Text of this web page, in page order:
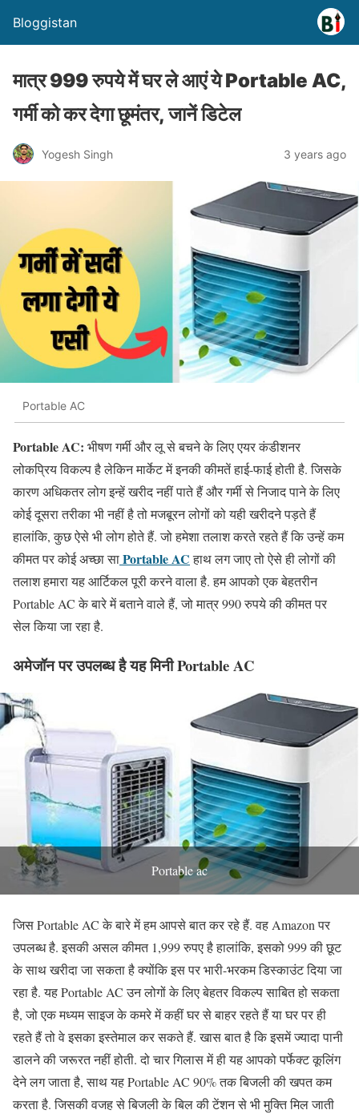
Bloggistan
मात्र 999 रुपये में घर ले आएं ये Portable AC,
गर्मी को कर देगा छूमंतर, जानें डिटेल
Yogesh Singh 3 years ago
Portable AC
Portable AC: भीषण गर्मी और लू से बचने के लिए एयर कंडीशनर
लोकप्रिय विकल्प है लेकिन मार्केट में इनकी कीमतें हाई-फाई होती है. जिसके
कारण अधिकतर लोग इन्हें खरीद नहीं पाते हैं और गर्मी से निजाद पाने के लिए
कोई दूसरा तरीका भी नहीं है तो मजबूरन लोगों को यही खरीदने पड़ते हैं
हालांकि, कुछ ऐसे भी लोग होते हैं. जो हमेशा तलाश करते रहते हैं कि उन्हें कम
कीमत पर कोई अच्छा साPortable ACहाथ लग जाए तो ऐसे ही लोगों की
तलाश हमारा यह आर्टिकल पूरी करने वाला है. हम आपको एक बेहतरीन
Portable AC के बारे में बताने वाले हैं, जो मात्र 990 रुपये की कीमत पर
सेल किया जा रहा है.
अमेजॉन पर उपलब्ध है यह मिनी Portable AC
Portable ac
जिस Portable AC के बारे में हम आपसे बात कर रहे हैं. वह Amazon पर
उपलब्ध है. इसकी असल कीमत 1,999 रुपए है हालांकि, इसको 999 की छूट
के साथ खरीदा जा सकता है क्योंकि इस पर भारी-भरकम डिस्काउंट दिया जा
रहा है. यह Portable AC उन लोगों के लिए बेहतर विकल्प साबित हो सकता
है, जो एक मध्यम साइज के कमरे में कहीं घर से बाहर रहते हैं या घर पर ही
रहते हैं तो वे इसका इस्तेमाल कर सकते हैं. खास बात है कि इसमें ज्यादा पानी
डालने की जरूरत नहीं होती. दो चार गिलास में ही यह आपको पर्फेक्ट कूलिंग
देने लग जाता है, साथ यह Portable AC 90% तक बिजली की खपत कम
करता है. जिसकी वजह से बिजली के बिल की टेंशन से भी मुक्ति मिल जाती